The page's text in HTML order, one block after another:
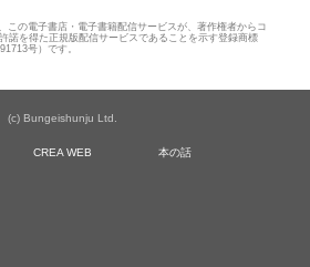
この電子書店・電子書籍配信サービスが、著作権者からコ
諾を得た正規版配信サービスであることを示す登録商標
号）です。
(c) Bungeishunju Ltd.
CREA WEB 本の話